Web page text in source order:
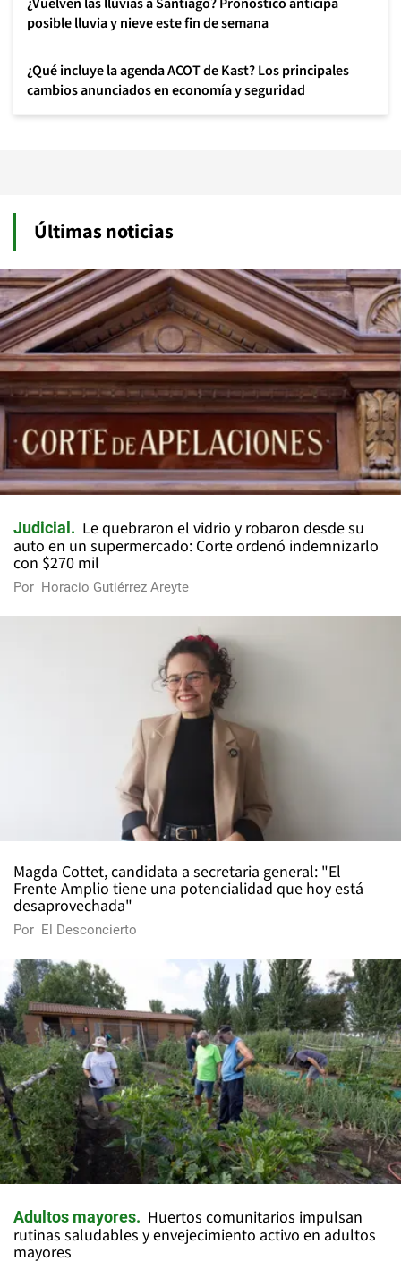
posible lluvia y nieve este fin de semana
¿Qué incluye la agenda ACOT de Kast? Los principales
cambios anunciados en economía y seguridad
Últimas noticias
Judicial
Le quebraron el vidrio y robaron desde su
auto en un supermercado: Corte ordenó indemnizarlo
con $270 mil
Por Horacio Gutiérrez Areyte
Magda Cottet, candidata a secretaria general: "El
Frente Amplio tiene una potencialidad que hoy está
desaprovechada"
Por El Desconcierto
Adultos mayores
Huertos comunitarios impulsan
rutinas saludables y envejecimiento activo en adultos
mayores